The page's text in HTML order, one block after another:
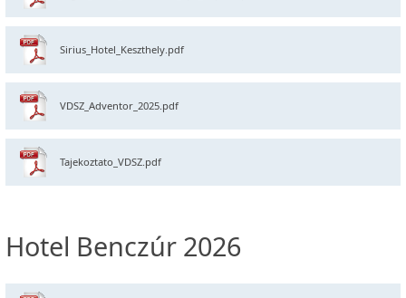
Sirius_Hotel_Keszthely.pdf
VDSZ_Adventor_2025.pdf
Tajekoztato_VDSZ.pdf
Hotel Benczúr 2026